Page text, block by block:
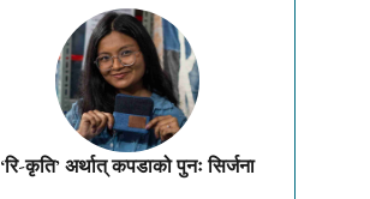
‘रि-कृति’ अर्थात् कपडाको पुनः सिर्जना